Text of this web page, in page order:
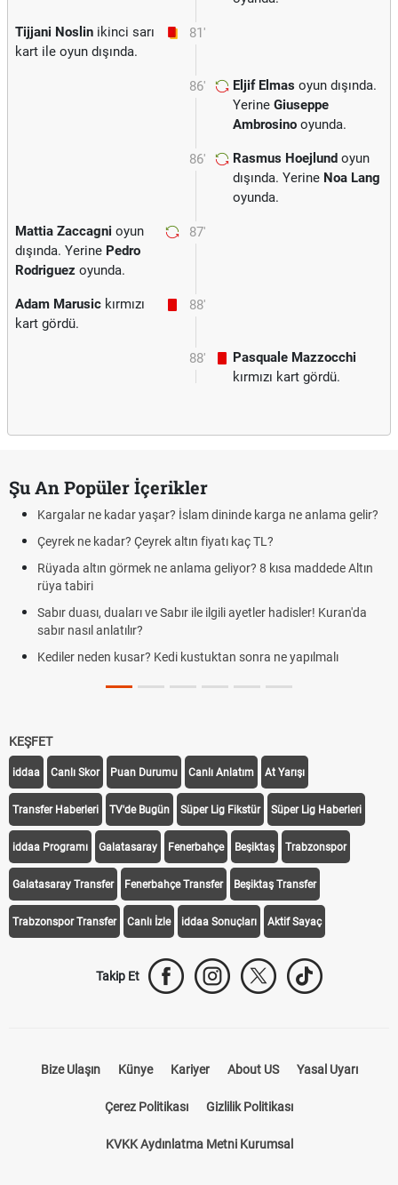
81'
Tijjani Noslin ikinci sarı
kart ile oyun dışında.
86' Eljif Elmas oyun dışında.
Yerine Giuseppe
Ambrosino oyunda.
86' Rasmus Hoejlund oyun
dışında. Yerine Noa Lang
oyunda.
87'
Mattia Zaccagni oyun
dışında. Yerine Pedro
Rodriguez oyunda.
88'
Adam Marusic kırmızı
kart gördü.
88'
Pasquale Mazzocchi
kırmızı kart gördü.
Şu An Popüler İçerikler
Kargalar ne kadar yaşar? İslam dininde karga ne anlama gelir?
Çeyrek ne kadar? Çeyrek altın fiyatı kaç TL?
Rüyada altın görmek ne anlama geliyor? 8 kısa maddede Altın
rüya tabiri
Sabır duası, duaları ve Sabır ile ilgili ayetler hadisler! Kuran'da
sabır nasıl anlatılır?
Kediler neden kusar? Kedi kustuktan sonra ne yapılmalı
KEŞFET
iddaa Canlı Skor Puan Durumu Canlı Anlatım At Yarışı
Transfer Haberleri TV'de Bugün Süper Lig Fikstür Süper Lig Haberleri
iddaa Programı Galatasaray Fenerbahçe Beşiktaş Trabzonspor
Galatasaray Transfer Fenerbahçe Transfer Beşiktaş Transfer
Trabzonspor Transfer Canlı İzle iddaa Sonuçları Aktif Sayaç
Takip Et
Bize Ulaşın Künye Kariyer About US Yasal Uyarı
Çerez Politikası Gizlilik Politikası
KVKK Aydınlatma Metni Kurumsal